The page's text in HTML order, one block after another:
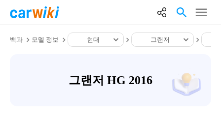
백과 모델 정보 현대 그랜저
그랜저 HG 2016